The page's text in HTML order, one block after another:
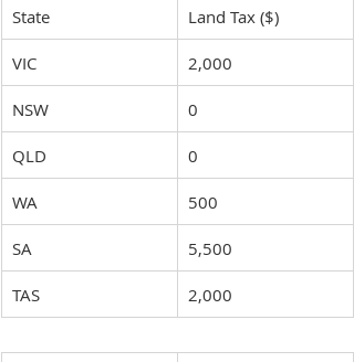
State Land Tax ($)
VIC 2,000
NSW 0
QLD 0
WA 500
SA 5,500
TAS 2,000